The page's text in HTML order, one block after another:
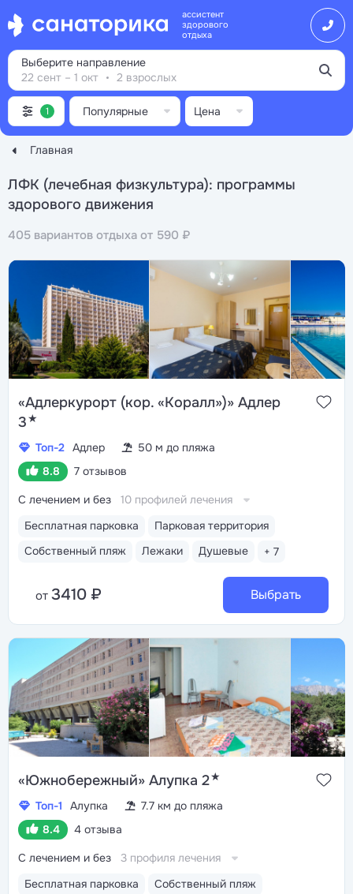
ассистент
здорового
отдыха
Главная
Выберите направление
22 сент – 1 окт
2 взрослых
ЛФК (лечебная физкультура): программы
здорового движения
405 вариантов отдыха от 590 ₽
1 Популярные Цена
«Адлеркурорт (кор. «Коралл»)» Адлер
3★
Топ-2 Адлер
50 м до пляжа
8.8
7 отзывов
Бесплатная парковка
Парковая территория
Собственный пляж
Лежаки Душевые + 7
С лечением и без 10 профилей лечения
от 3410 ₽ Выбрать
«Южнобережный» Алупка 2★
Топ-1 Алупка
7.7 км до пляжа
8.4
4 отзыва
Бесплатная парковка
Собственный пляж
С лечением и без 3 профиля лечения